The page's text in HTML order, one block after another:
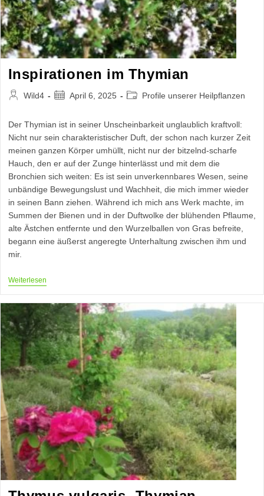
Inspirationen im Thymian
Beitrags-
Wild4
BeitragApril 6, 2025
Beitrags-Profile unserer Heilpflanzen
Der Thymian ist in seiner Unscheinbarkeit unglaublich kraftvoll:
Nicht nur sein charakteristischer Duft, der schon nach kurzer Zeit
meinen ganzen Körper umhüllt, nicht nur der bitzelnd-scharfe
Hauch, den er auf der Zunge hinterlässt und mit dem die
Bronchien sich weiten: Es ist sein unverkennbares Wesen, seine
unbändige Bewegungslust und Wachheit, die mich immer wieder
in seinen Bann ziehen. Während ich mich ans Werk machte, im
Summen der Bienen und in der Duftwolke der blühenden Pflaume,
alte Ästchen entfernte und den Wurzelballen von Gras befreite,
begann eine äußerst angeregte Unterhaltung zwischen ihm und
mir.
WeiterlesenInspirationen